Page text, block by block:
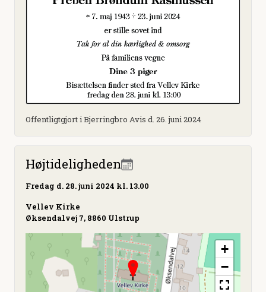
Offentligtgjort i Bjerringbro Avis d. 26. juni 2024
Højtideligheden
Fredag d. 28. juni 2024 kl. 13.00
Vellev Kirke
Øksendalvej 7, 8860 Ulstrup
+
−